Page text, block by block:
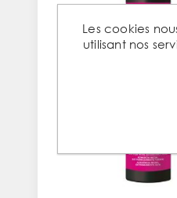
Les cookies
utilisant nos